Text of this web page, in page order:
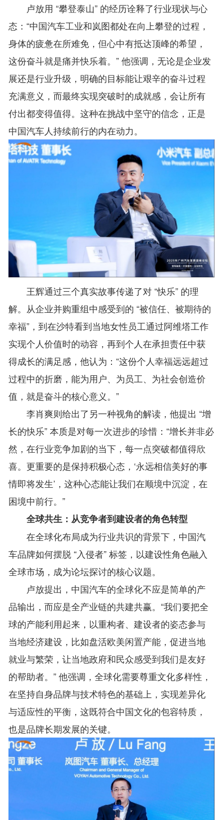
卢放用 “攀登泰山” 的经历诠释了行业现状与心
态：“中国汽车工业和岚图都处在向上攀登的过程，
身体的疲惫在所难免，但心中有抵达顶峰的希望，
这份奋斗就是痛并快乐着。” 他强调，无论是企业发
展还是行业升级，明确的目标能让艰辛的奋斗过程
充满意义，而最终实现突破时的成就感，会让所有
付出都变得值得。这种在挑战中坚守的信念，正是
中国汽车人持续前行的内在动力。
王辉通过三个真实故事传递了对 “快乐” 的理
解。从企业并购重组中感受到的 “被信任、被期待的
幸福”，到在沙特看到当地女性员工通过阿维塔工作
实现个人价值时的动容，再到个人在承担责任中获
得成长的满足感，他认为：“这份个人幸福远远超过
过程中的折磨，能为用户、为员工、为社会创造价
值，就是奋斗的核心意义。”
李肖爽则给出了另一种视角的解读，他提出 “增
长的快乐” 本质是对每一次进步的珍惜：“增长并非必
然，在行业竞争加剧的当下，每一点突破都值得欣
喜。更重要的是保持积极心态，‘永远相信美好的事
情即将发生’，这种心态能让我们在顺境中沉淀，在
困境中前行。”
全球共生：从竞争者到建设者的角色转型
在全球化布局成为行业共识的背景下，中国汽
车品牌如何摆脱 “入侵者” 标签，以建设性角色融入
全球市场，成为论坛探讨的核心议题。
卢放提出，中国汽车的全球化不应是简单的产
品输出，而应是全产业链的共建共赢。“我们要把全
球的产能利用起来，以重构者、建设者的姿态参与
当地经济建设，比如盘活欧美闲置产能，促进当地
就业与繁荣，让当地政府和民众感受到我们是友好
的帮助者。” 他强调，全球化需要尊重文化多样性，
在坚持自身品牌与技术特色的基础上，实现差异化
与适应性的平衡，这既符合中国文化的包容特质，
也是品牌长期发展的关键。